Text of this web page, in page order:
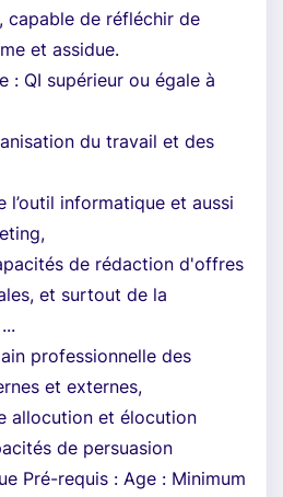
capable de réfléchir de
et assidue.
: QI supérieur ou égale à
du travail et des
l’outil informatique et aussi
de rédaction d'offres
et surtout de la
professionnelle des
et externes,
allocution et élocution
de persuasion
Pré-requis : Age : Minimum